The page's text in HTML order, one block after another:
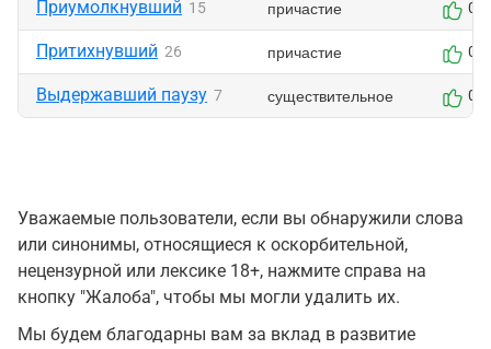
Приумолкнувший 15 причастие 0
Притихнувший 26 причастие 0
Выдержавший паузу 7 существительное 0
Уважаемые пользователи, если вы обнаружили слова
или синонимы, относящиеся к оскорбительной,
нецензурной или лексике 18+, нажмите справа на
кнопку "Жалоба", чтобы мы могли удалить их.
Мы будем благодарны вам за вклад в развитие